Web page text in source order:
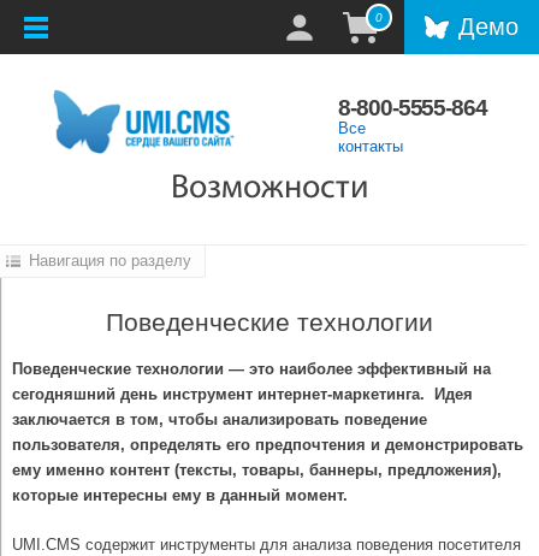
0 Демо
8-800-5555-864
Все
контакты
Возможности
Навигация по разделу
Поведенческие технологии
Поведенческие технологии — это наиболее эффективный на
сегодняшний день инструмент интернет-маркетинга. Идея
заключается в том, чтобы анализировать поведение
пользователя, определять его предпочтения и демонстрировать
ему именно контент (тексты, товары, баннеры, предложения),
которые интересны ему в данный момент.
UMI.CMS содержит инструменты для анализа поведения посетителя